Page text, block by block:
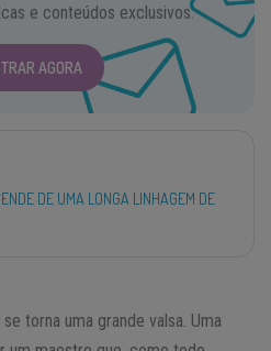
e conteúdos exclusivos.
AGORA
DE UMA LONGA LINHAGEM DE
torna uma grande valsa. Uma